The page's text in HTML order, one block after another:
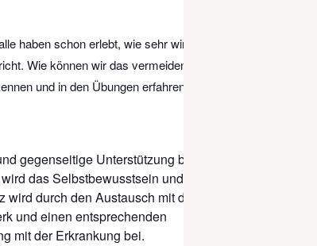
haben schon erlebt, wie sehr wir
Wie können wir das vermeiden,
und in den Übungen erfahren, wie
gegenseitige Unterstützung bei.
das Selbstbewusstsein und das
durch den Austausch mit den
und einen entsprechenden
mit der Erkrankung bei.